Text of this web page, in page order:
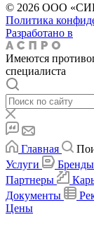
© 2026 ООО
Политика
Разработано в
Имеются
специалиста
Главная
Услуги
Бренды
Партнеры
Документы
Цены